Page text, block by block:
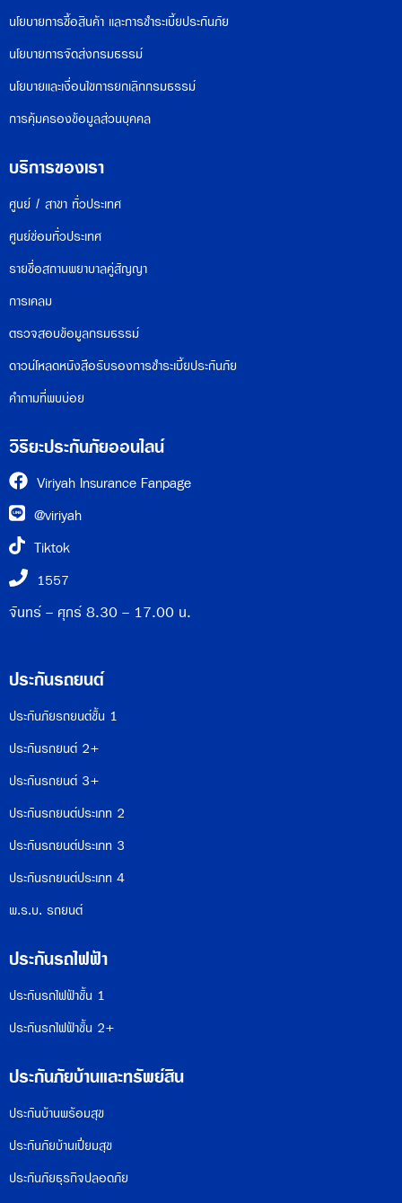
นโยบายการซื้อสินค้า และการชำระเบี้ยประกันภัย
นโยบายการจัดส่งกรมธรรม์
นโยบายและเงื่อนไขการยกเลิกกรมธรรม์
การคุ้มครองข้อมูลส่วนบุคคล
บริการของเรา
ศูนย์ / สาขา ทั่วประเทศ
ศูนย์ซ่อมทั่วประเทศ
รายชื่อสถานพยาบาลคู่สัญญา
การเคลม
ตรวจสอบข้อมูลกรมธรรม์
ดาวน์โหลดหนังสือรับรองการชำระเบี้ยประกันภัย
คำถามที่พบบ่อย
วิริยะประกันภัยออนไลน์
Viriyah Insurance Fanpage
@viriyah
Tiktok
1557
จันทร์ - ศุกร์ 8.30 - 17.00 น.
ประกันรถยนต์
ประกันภัยรถยนต์ชั้น 1
ประกันรถยนต์ 2+
ประกันรถยนต์ 3+
ประกันรถยนต์ประเภท 2
ประกันรถยนต์ประเภท 3
ประกันรถยนต์ประเภท 4
พ.ร.บ. รถยนต์
ประกันรถไฟฟ้า
ประกันรถไฟฟ้าชั้น 1
ประกันรถไฟฟ้าชั้น 2+
ประกันภัยบ้านและทรัพย์สิน
ประกันบ้านพร้อมสุข
ประกันภัยบ้านเปี่ยมสุข
ประกันภัยธุรกิจปลอดภัย